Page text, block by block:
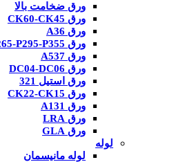
ورق ضخامت بالا
ورق CK60-CK45
ورق A36
ورق P265-P295-P355
ورق A537
ورق DC04-DC06
ورق استیل 321
ورق CK22-CK15
ورق A131
ورق LRA
ورق GLA
لوله
لوله مانیسمان